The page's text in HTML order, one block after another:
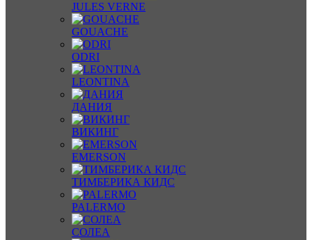
JULES VERNE
GOUACHE
ODRI
LEONTINA
ДАНИЯ
ВИКИНГ
EMERSON
ТИМБЕРИКА КИДС
PALERMO
СОЛЕА